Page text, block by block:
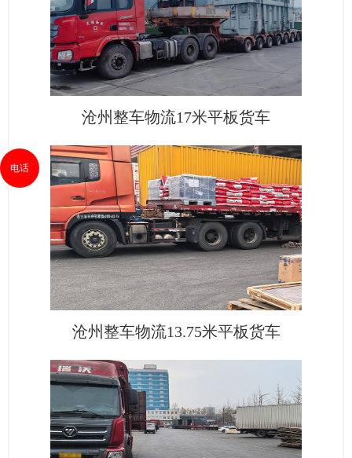
沧州整车物流17米平板货车
沧州整车物流13.75米平板货车
电话